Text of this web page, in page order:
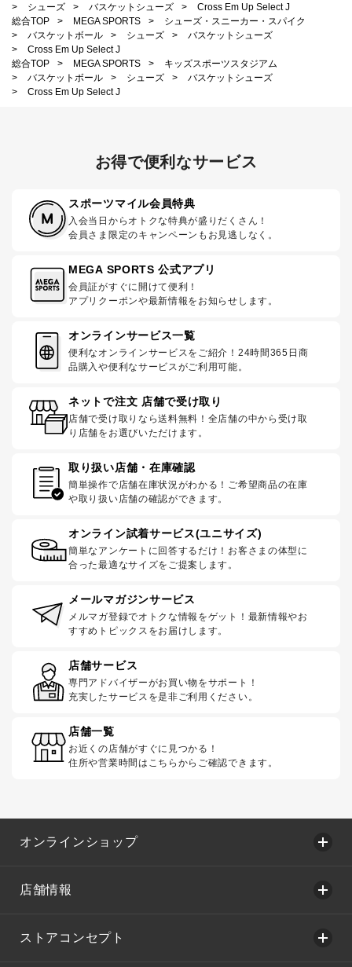
>
シューズ > バスケットシューズ >
Cross Em Up Select J
総合TOP
> MEGA SPORTS >
シューズ・スニーカー・スパイク
>
バスケットボール > シューズ >
バスケットシューズ
>
Cross Em Up Select J
総合TOP
> MEGA SPORTS >
キッズスポーツスタジアム
>
バスケットボール > シューズ >
バスケットシューズ
>
Cross Em Up Select J
お得で便利なサービス
スポーツマイル会員特典
入会当日からオトクな特典が盛りだくさん！
会員さま限定のキャンペーンもお見逃しなく。
MEGA SPORTS 公式アプリ
会員証がすぐに開けて便利！
アプリクーポンや最新情報をお知らせします。
オンラインサービス一覧
便利なオンラインサービスをご紹介！24時間365日商
品購入や便利なサービスがご利用可能。
ネットで注文 店舗で受け取り
店舗で受け取りなら送料無料！全店舗の中から受け取
り店舗をお選びいただけます。
取り扱い店舗・在庫確認
簡単操作で店舗在庫状況がわかる！ご希望商品の在庫
や取り扱い店舗の確認ができます。
オンライン試着サービス(ユニサイズ)
簡単なアンケートに回答するだけ！お客さまの体型に
合った最適なサイズをご提案します。
メールマガジンサービス
メルマガ登録でオトクな情報をゲット！最新情報やお
すすめトピックスをお届けします。
店舗サービス
専門アドバイザーがお買い物をサポート！
充実したサービスを是非ご利用ください。
店舗一覧
お近くの店舗がすぐに見つかる！
住所や営業時間はこちらからご確認できます。
オンラインショップ
店舗情報
ストアコンセプト